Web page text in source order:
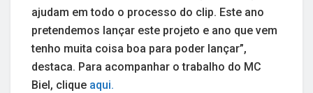
ajudam em todo o processo do clip. Este ano
pretendemos lançar este projeto e ano que vem
tenho muita coisa boa para poder lançar”,
destaca. Para acompanhar o trabalho do MC
Biel, clique aqui.